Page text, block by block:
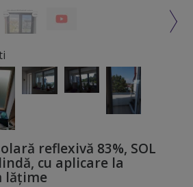
reflexivă 83%, SOL
cu aplicare la
lățime